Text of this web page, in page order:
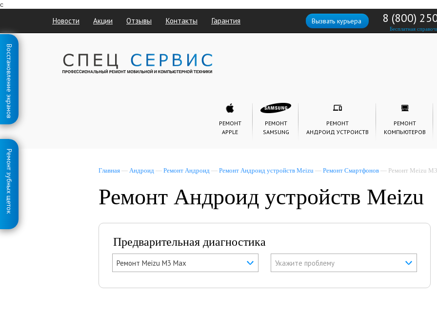
с
Восстановление экранов
Ремонт зубных щеток
Новости Акции Отзывы Контакты Гарантия 8 (800)
Бесплатная
Вызвать курьера
РЕМОНТ
APPLE
РЕМОНТ
SAMSUNG
РЕМОНТ
АНДРОИД УСТРОИСТВ
РЕМОНТ
КОМПЬЮТЕРОВ
Главная — Андроид — Ремонт Андроид — Ремонт Андроид устройств Meizu — Ремонт Смартфонов — Ремонт Meizu
Ремонт Андроид устройств Meizu
Предварительная диагностика
Ремонт Meizu M3 Max Укажите проблему